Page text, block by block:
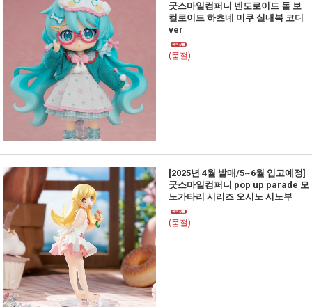
굿스마일컴퍼니 넨도로이드 돌 보
컬로이드 하츠네 미쿠 실내복 코디
ver
(품절)
[2025년 4월 발매/5~6월 입고예정]
굿스마일컴퍼니 pop up parade 모
노가타리 시리즈 오시노 시노부
(품절)